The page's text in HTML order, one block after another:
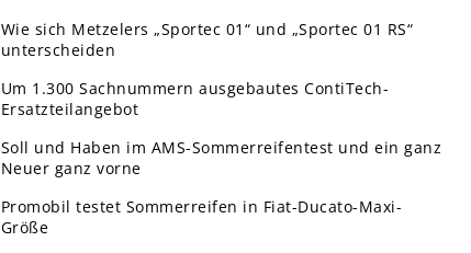
Wie sich Metzelers „Sportec 01“ und „Sportec 01 RS“
unterscheiden
Um 1.300 Sachnummern ausgebautes ContiTech-
Ersatzteilangebot
Soll und Haben im AMS-Sommerreifentest und ein ganz
Neuer ganz vorne
Promobil testet Sommerreifen in Fiat-Ducato-Maxi-
Größe